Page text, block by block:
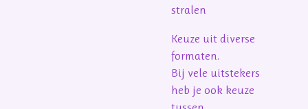
stralen
Keuze uit diverse
formaten.
Bij vele uitstekers
heb je ook keuze